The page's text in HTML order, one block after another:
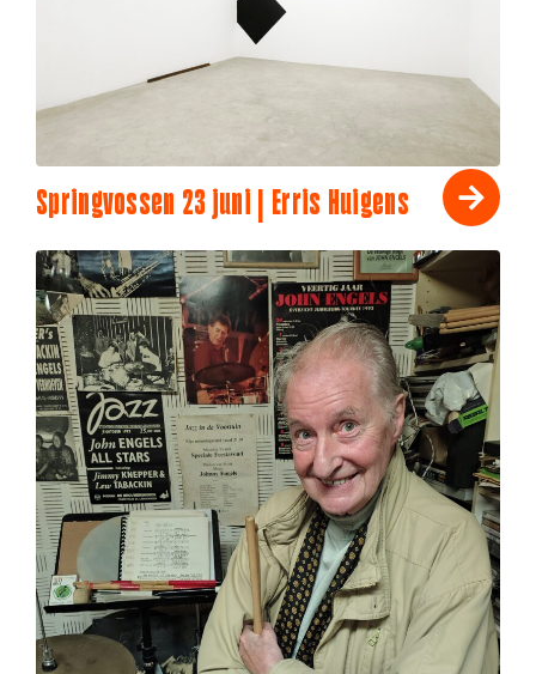
Springvossen 23 juni | Erris Huigens